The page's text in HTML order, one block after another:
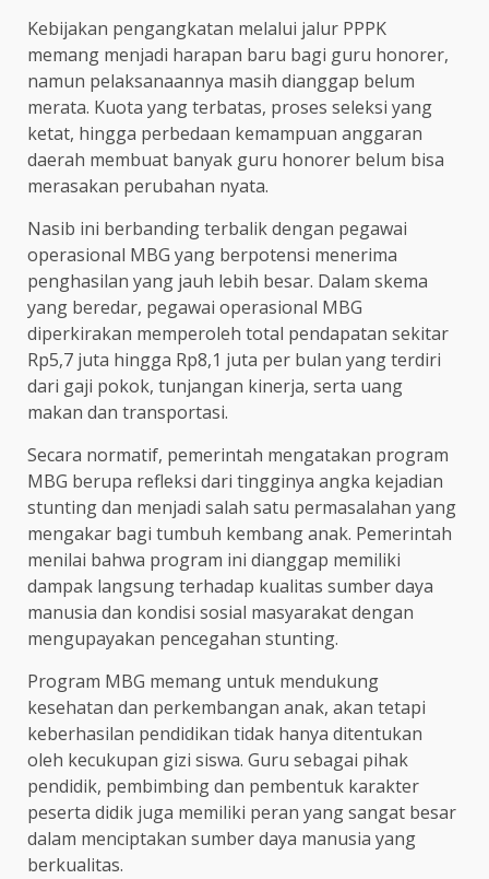
Kebijakan pengangkatan melalui jalur PPPK
memang menjadi harapan baru bagi guru honorer,
namun pelaksanaannya masih dianggap belum
merata. Kuota yang terbatas, proses seleksi yang
ketat, hingga perbedaan kemampuan anggaran
daerah membuat banyak guru honorer belum bisa
merasakan perubahan nyata.
Nasib ini berbanding terbalik dengan pegawai
operasional MBG yang berpotensi menerima
penghasilan yang jauh lebih besar. Dalam skema
yang beredar, pegawai operasional MBG
diperkirakan memperoleh total pendapatan sekitar
Rp5,7 juta hingga Rp8,1 juta per bulan yang terdiri
dari gaji pokok, tunjangan kinerja, serta uang
makan dan transportasi.
Secara normatif, pemerintah mengatakan program
MBG berupa refleksi dari tingginya angka kejadian
stunting dan menjadi salah satu permasalahan yang
mengakar bagi tumbuh kembang anak. Pemerintah
menilai bahwa program ini dianggap memiliki
dampak langsung terhadap kualitas sumber daya
manusia dan kondisi sosial masyarakat dengan
mengupayakan pencegahan stunting.
Program MBG memang untuk mendukung
kesehatan dan perkembangan anak, akan tetapi
keberhasilan pendidikan tidak hanya ditentukan
oleh kecukupan gizi siswa. Guru sebagai pihak
pendidik, pembimbing dan pembentuk karakter
peserta didik juga memiliki peran yang sangat besar
dalam menciptakan sumber daya manusia yang
berkualitas.